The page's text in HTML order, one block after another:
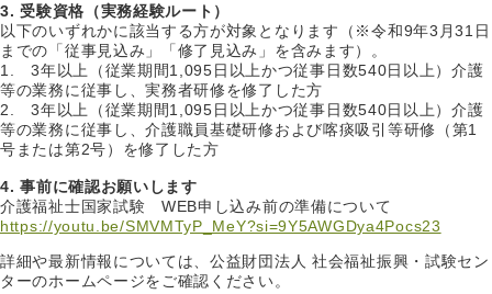
3. 受験資格（実務経験ルート）
以下のいずれかに該当する方が対象となります（※令和9年3月31日
までの「従事見込み」「修了見込み」を含みます）。
1. 3年以上（従業期間1,095日以上かつ従事日数540日以上）介護
等の業務に従事し、実務者研修を修了した方
2. 3年以上（従業期間1,095日以上かつ従事日数540日以上）介護
等の業務に従事し、介護職員基礎研修および喀痰吸引等研修（第1
号または第2号）を修了した方
4. 事前に確認お願いします
介護福祉士国家試験 WEB申し込み前の準備について
https://youtu.be/SMVMTyP_MeY?si=9Y5AWGDya4Pocs23
詳細や最新情報については、公益財団法人 社会福祉振興・試験セン
ターのホームページをご確認ください。